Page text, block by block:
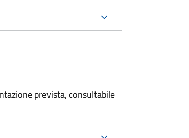
prevista, consultabile